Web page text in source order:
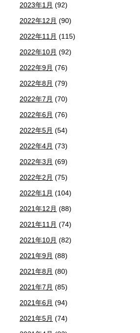
2023年1月 (92)
2022年12月 (90)
2022年11月 (115)
2022年10月 (92)
2022年9月 (76)
2022年8月 (79)
2022年7月 (70)
2022年6月 (76)
2022年5月 (54)
2022年4月 (73)
2022年3月 (69)
2022年2月 (75)
2022年1月 (104)
2021年12月 (88)
2021年11月 (74)
2021年10月 (82)
2021年9月 (88)
2021年8月 (80)
2021年7月 (85)
2021年6月 (94)
2021年5月 (74)